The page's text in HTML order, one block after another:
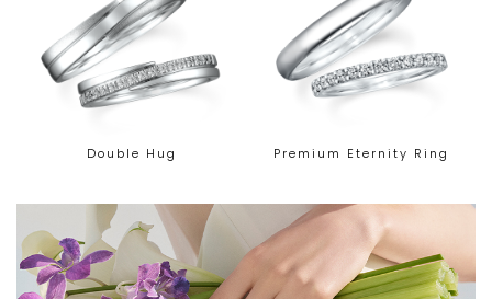
Double Hug Premium Eternity Ring